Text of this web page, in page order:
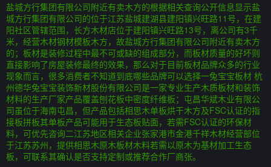
盐城方行集团有限公司附近有卖木方的根据相关查询公开信息显示盐
城方行集团有限公司的位于江苏盐城建湖县建阳镇兴旺路11号，在建
阳社区管辖范围，长方木材店位于建阳镇兴旺路13号，离公司有3千
米，经营木材钢材模板木方，故盐城方行集团有限公司附近有卖木方
的；板材是装修过程中最不可或缺的组成部分，而板材质量的好坏则
直接影响了房屋装修最终的效果，那么对于目前板材品牌众多的行业
现象而言，很多消费者不知道到底哪些品牌可以选择一兔宝宝板材 杭
州德华兔宝宝装饰新材股份有限公司是一家专业生产木质板材和装饰
材料的生产厂家产品覆盖刨花板中密度纤维板；屯昌华斌木业有限公
司虽位于海南屯昌，但产品包括相思木单板烘干木方及FSC认证的指
接板拼板其单板产品可能用于生态板贴面，若需FSC认证的环保材
料，可优先咨询二江苏地区相关企业张家港市金港千祥木材经营部位
于江苏苏州，提供相思木原木板材木料若需以原木为基材加工生态
板，可联系其确认是否支持定制或推荐合作厂商张。